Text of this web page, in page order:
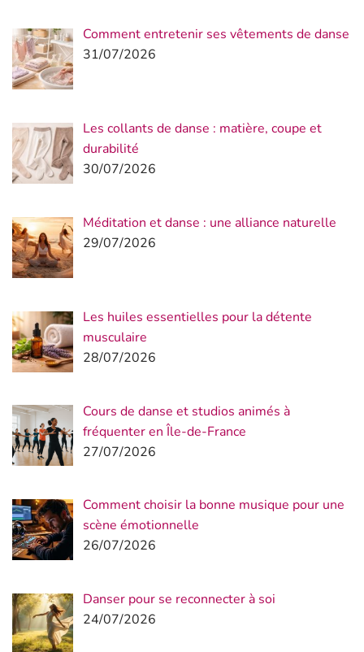
Comment entretenir ses vêtements de danse
31/07/2026
Les collants de danse : matière, coupe et
durabilité
30/07/2026
Méditation et danse : une alliance naturelle
29/07/2026
Les huiles essentielles pour la détente
musculaire
28/07/2026
Cours de danse et studios animés à
fréquenter en Île-de-France
27/07/2026
Comment choisir la bonne musique pour une
scène émotionnelle
26/07/2026
Danser pour se reconnecter à soi
24/07/2026